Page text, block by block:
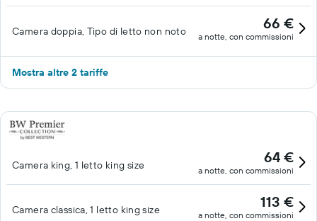
Camera doppia, Tipo di letto non noto 66 €
a notte, con commissioni
Mostra altre 2 tariffe
Camera king, 1 letto king size 64 €
a notte, con commissioni
Camera classica, 1 letto king size 113 €
a notte, con commissioni